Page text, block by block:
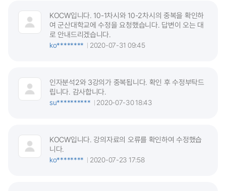
KOCW입니다. 10-1차시와 10-2차시의 중복을 확인하
여 군산대학교에 수정을 요청했습니다. 답변이 오는 대
로 안내드리겠습니다.
ko********
2020-07-31 09:45
인자분석2와 3강의가 중복됩니다. 확인 후 수정부탁드
립니다. 감사합니다.
su**********
2020-07-30 18:43
KOCW입니다. 강의자료의 오류를 확인하여 수정했습
니다.
ko********
2020-07-23 17:58